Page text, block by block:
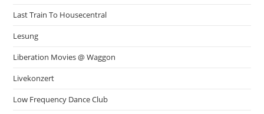
Last Train To Housecentral
Lesung
Liberation Movies @ Waggon
Livekonzert
Low Frequency Dance Club